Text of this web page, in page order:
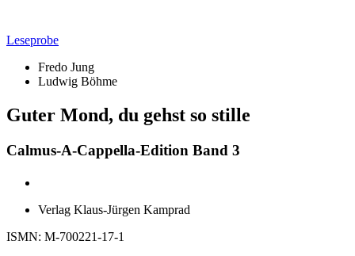
Leseprobe
Fredo Jung
Ludwig Böhme
Guter Mond, du gehst so stille
Calmus-A-Cappella-Edition Band 3
Verlag Klaus-Jürgen Kamprad
ISMN: M-700221-17-1